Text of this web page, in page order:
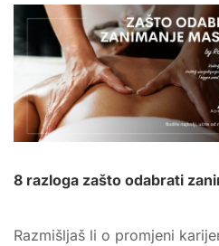
TERAPIJA
8 razloga zašto odabrati
Razmišljaš li o promjeni